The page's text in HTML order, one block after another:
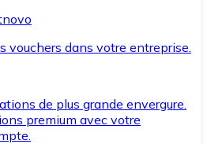
vouchers dans votre entreprise.
de plus grande envergure.
premium avec votre